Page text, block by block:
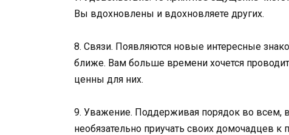
Вы вдохновлены и вдохновляете других.
8. Связи. Появляются новые интересные
ближе. Вам больше времени хочется
ценны для них.
9. Уважение. Поддерживая порядок во всем,
необязательно приучать своих домочадцев